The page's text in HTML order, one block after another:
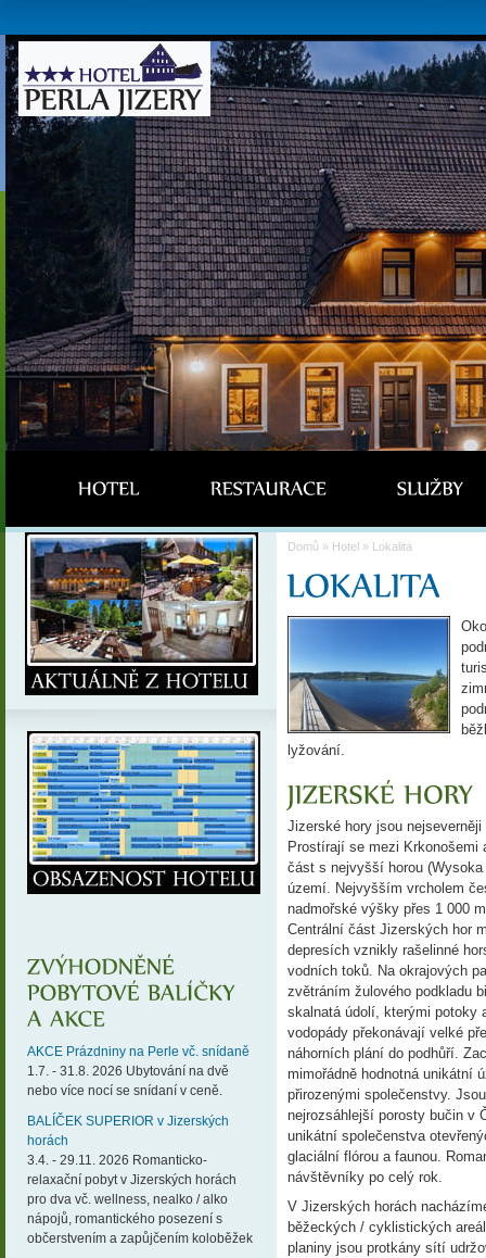
AKCE Prázdniny na Perle vč. snídaně
1.7. - 31.8. 2026 Ubytování na dvě
nebo více nocí se snídaní v ceně.
BALÍČEK SUPERIOR v Jizerských
horách
3.4. - 29.11. 2026 Romanticko-
relaxační pobyt v Jizerských horách
pro dva vč. wellness, nealko / alko
nápojů, romantického posezení s
občerstvením a zapůjčením koloběžek
Domů » Hotel » Lokalita
lyžování.
Jizerské hory jsou
Prostírají se mezi Krkonošemi
část s nejvyšší horou
území. Nejvyšším vrcholem
nadmořské výšky přes 1 000
Centrální část Jizerských hor
depresích vznikly rašelinné
vodních toků. Na okrajových
zvětráním žulového podkladu
skalnatá údolí, kterými potoky
vodopády překonávají velké
náhorních plání do podhůří.
mimořádně hodnotná unikátní
přirozenými společenstvy.
nejrozsáhlejší porosty bučin v
unikátní společenstva
glaciální flórou a faunou.
návštěvníky po celý rok.
V Jizerských horách
běžeckých / cyklistických
planiny jsou protkány sítí